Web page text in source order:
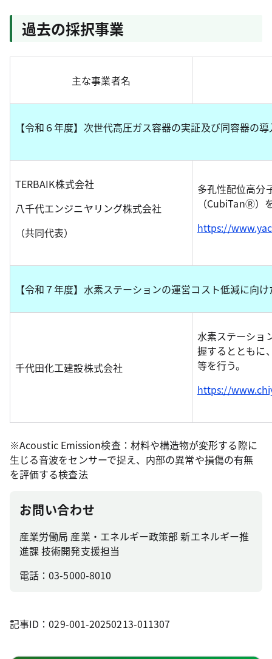
過去の採択事業
主な事業者名
【令和６年度】次世代高圧ガス容器の実証及び同容器の
TERBAIK株式会社
八千代エンジニヤリング株式会社
（共同代表）
多孔性配位高分
（CubiTanⓇ）
https://
【令和７年度】水素ステーションの運営コスト低減に向
千代田化工建設株式会社
水素ステーショ
握するとともに
等を行う。
https://
※Acoustic Emission検査：材料や構造物が変形する際に
生じる音波をセンサーで捉え、内部の異常や損傷の有無
を評価する検査法
お問い合わせ
産業労働局 産業・エネルギー政策部 新エネルギー推
進課 技術開発支援担当
電話：03-5000-8010
記事ID：029-001-20250213-011307